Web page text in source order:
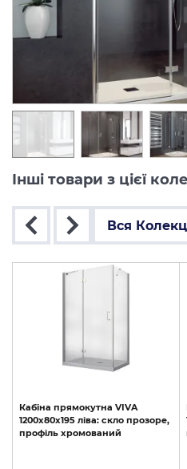
Інші товари з цієї
Вся
Кабіна прямокутна VIVA
1200x80x195 ліва: скло прозоре,
профіль хромований